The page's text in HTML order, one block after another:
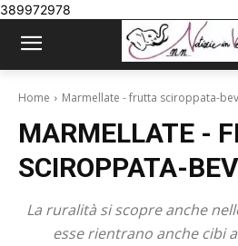
389972978
Home Marmellate - frutta sciroppata-
MARMELLATE -
SCIROPPATA-
La ruralità si scopre anche
esse rientrano anche cibi